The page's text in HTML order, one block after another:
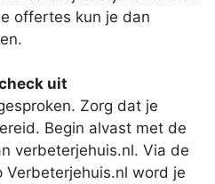
offertes kun je dan
uit
Zorg dat je
Begin alvast met de
verbeterjehuis.nl. Via de
Verbeterjehuis.nl word je